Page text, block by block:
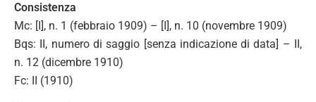
Consistenza
Mc: [I], n. 1 (febbraio 1909) – [I], n. 10 (novembre 1909)
Bqs: II, numero di saggio [senza indicazione di data] – II,
n. 12 (dicembre 1910)
Fc: II (1910)